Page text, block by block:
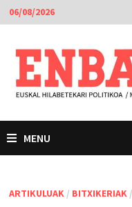
Skip
to
content
06/08/2026
MENU
ARTIKULUAK / BITXIKERIAK /